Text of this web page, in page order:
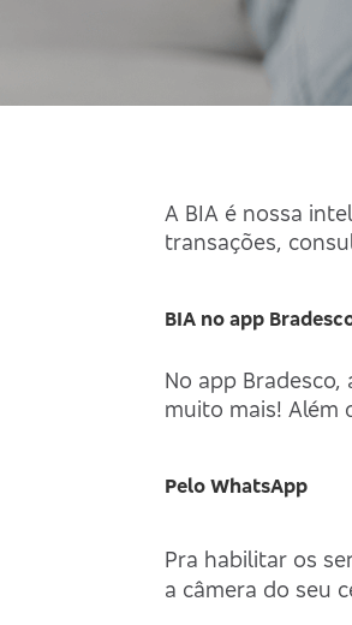
A BIA é nossa
transações,
BIA no app
No app
muito mais! Além
Pelo WhatsApp
Pra habilitar os
a câmera do seu